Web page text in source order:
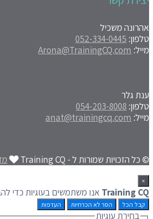
אהרונה משכיל
טלפון: 052-334-0445
מייל: Arona@TrainingCQ.com
ענת גלר
טלפון: 054-203-8008
מייל: anat@trainingcq.com
© כל הזכויות שמורות ל - Training CQ
×
Training CQ אנו משתמשים בעוגיות כדי
קבל הכל הסר לא הכרחיות העדפות
בחירת עוגיות